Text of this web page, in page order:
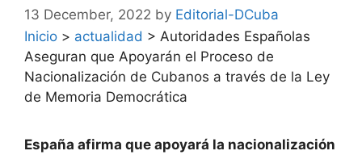
13 December, 2022 by Editorial-DCuba
Inicio > actualidad > Autoridades Españolas
Aseguran que Apoyarán el Proceso de
Nacionalización de Cubanos a través de la Ley
de Memoria Democrática
España afirma que apoyará la nacionalización